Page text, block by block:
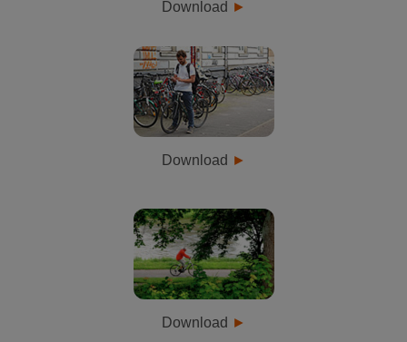
Download
Download
Download